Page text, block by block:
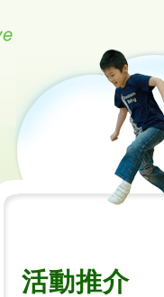
活動推介